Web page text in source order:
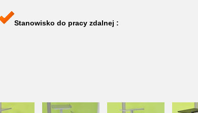
Stanowisko do pracy zdalnej :